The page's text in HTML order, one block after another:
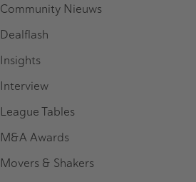
Community Nieuws
Dealflash
Insights
Interview
League Tables
M&A Awards
Movers & Shakers